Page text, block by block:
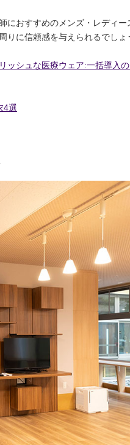
におすすめのメンズ・レディー
りに信頼感を与えられるでしょ
ッシュな医療ウェア:一括導入
4選